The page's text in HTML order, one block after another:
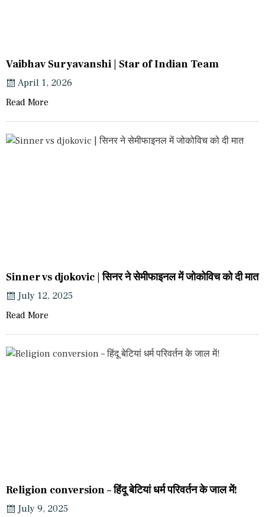
Vaibhav Suryavanshi | Star of Indian Team
April 1, 2026
Read More
Sinner vs djokovic | सिनर ने सेमीफाइनल में जोकोविच को दी मात
July 12, 2025
Read More
Religion conversion – हिंदू बेटियां धर्म परिवर्तन के जाल में!
July 9, 2025